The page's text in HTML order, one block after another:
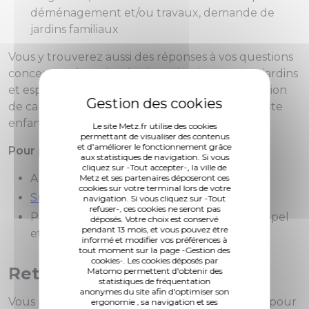
Le site Metz.fr utilise des cookies
permettant de visualiser des contenus
et d'améliorer le fonctionnement grâce
aux statistiques de navigation. Si vous
cliquez sur -Tout accepter-, la ville de
Metz et ses partenaires déposeront ces
cookies sur votre terminal lors de votre
navigation. Si vous cliquez sur -Tout
refuser-, ces cookies ne seront pas
déposés. Votre choix est conservé
pendant 13 mois, et vous pouvez être
informé et modifier vos préférences à
tout moment sur la page -Gestion des
cookies-. Les cookies déposés par
Matomo permettent d'obtenir des
statistiques de fréquentation
anonymes du site afin d'optimiser son
ergonomie , sa navigation et ses
déménagement et/ou travaux, demande de
jardins familiaux
Vous y trouverez aussi des réponses à vos questions
concernant le cadre de vie : urbanisme, parcs, jardins
et espaces naturels, propreté urbaine (distribution
de canipoches), travailleurs transfrontaliers, petite
enfance…
Pour prendre rendez-vous:
Au guichet de votre mairie de quartier
Sur internet
Par téléphone : AlloMairie0 800 891 891
(appel
et service gratuit)
Retrait des titres
Vous pouvez vous présenter sans rendez-vous pour